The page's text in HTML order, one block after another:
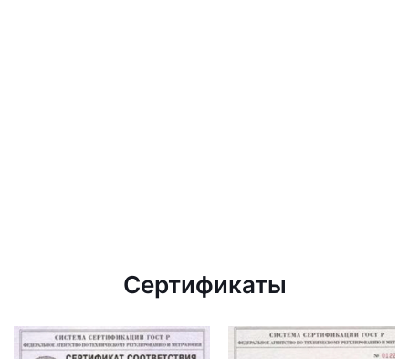
Сертификаты